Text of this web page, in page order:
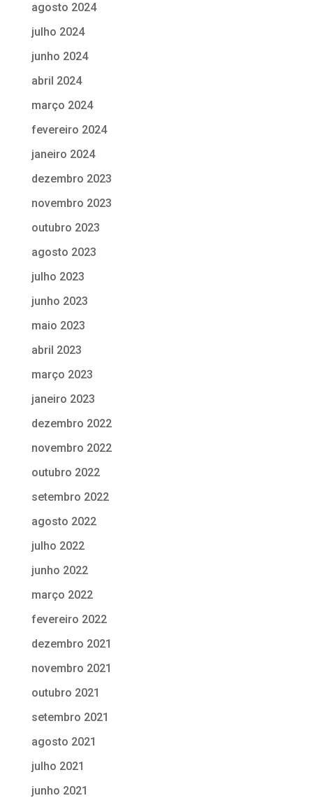
agosto 2024
julho 2024
junho 2024
abril 2024
março 2024
fevereiro 2024
janeiro 2024
dezembro 2023
novembro 2023
outubro 2023
agosto 2023
julho 2023
junho 2023
maio 2023
abril 2023
março 2023
janeiro 2023
dezembro 2022
novembro 2022
outubro 2022
setembro 2022
agosto 2022
julho 2022
junho 2022
março 2022
fevereiro 2022
dezembro 2021
novembro 2021
outubro 2021
setembro 2021
agosto 2021
julho 2021
junho 2021